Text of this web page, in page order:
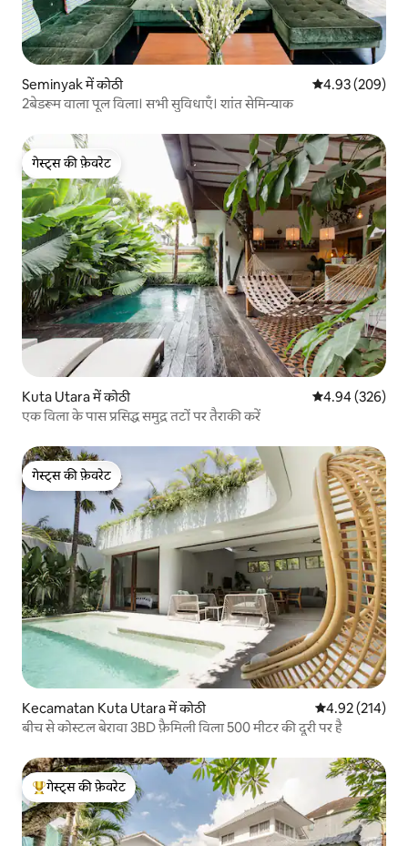
Seminyak में कोठी औसत रेटिंग 5 में से
4.93 (209)
2बेडरूम वाला पूल विला। सभी सुविधाएँ। शांत सेमिन्याक
गेस्ट्स की फ़ेवरेट
गेस्ट्स की फ़ेवरेट
Kuta Utara में कोठी औसत रेटिंग 5 में से
4.94 (326)
एक विला के पास प्रसिद्ध समुद्र तटों पर तैराकी करें
गेस्ट्स की फ़ेवरेट
गेस्ट्स की फ़ेवरेट
Kecamatan Kuta Utara में कोठी औसत रेटिंग 5 में से
4.92 (214)
बीच से कोस्टल बेरावा 3BD फ़ैमिली विला 500 मीटर की दूरी पर है
गेस्ट्स का टॉप फ़ेवरेट
गेस्ट्स की फ़ेवरेट